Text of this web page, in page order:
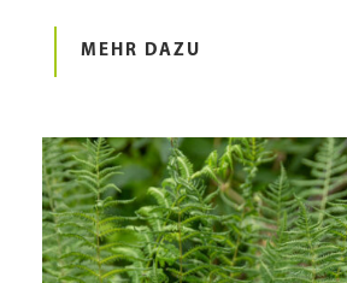
MEHR DAZU